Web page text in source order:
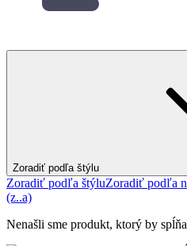
Zoradiť podľa štýlu
Zoradiť podľa štýluZoradiť podľa
(z..a)
Nenašli sme produkt, ktorý by